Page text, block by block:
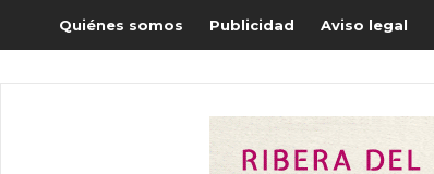
Quiénes somos Publicidad Aviso legal